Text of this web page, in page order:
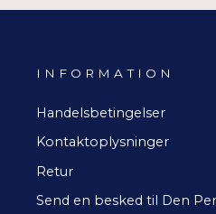
INFORMATION
Handelsbetingelser
Kontaktoplysninger
Retur
Send en besked til Den